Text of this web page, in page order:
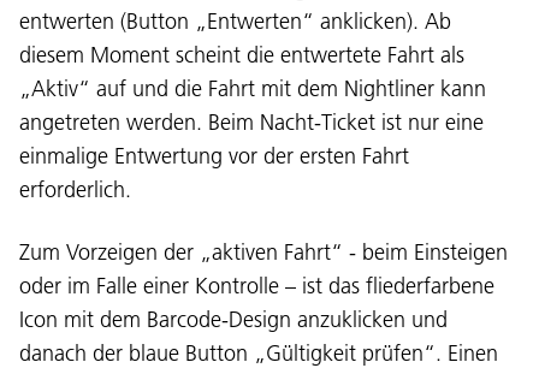
entwerten (Button „Entwerten“ anklicken). Ab
diesem Moment scheint die entwertete Fahrt als
„Aktiv“ auf und die Fahrt mit dem Nightliner kann
angetreten werden. Beim Nacht-Ticket ist nur eine
einmalige Entwertung vor der ersten Fahrt
erforderlich.
Zum Vorzeigen der „aktiven Fahrt“ - beim Einsteigen
oder im Falle einer Kontrolle – ist das fliederfarbene
Icon mit dem Barcode-Design anzuklicken und
danach der blaue Button „Gültigkeit prüfen“. Einen